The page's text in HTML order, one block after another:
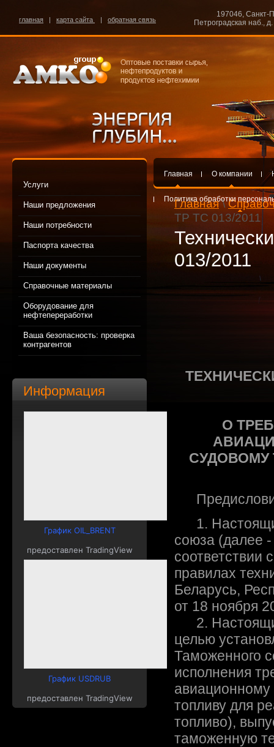
главная | карта сайта | обратная связь
197046, Санкт-
Петроградская наб.,
Услуги
Наши предложения
Наши потребности
Паспорта качества
Наши документы
Справочные материалы
Оборудование для
нефтепереработки
Ваша безопасность: проверка
контрагентов
Информация
График OIL_BRENT
предоставлен TradingView
График USDRUB
предоставлен TradingView
Главная О компании
Политика обработки
Главная\
ТР ТС 013/2011
013/2011
О
СУДОВОМУ
1.
союза (далее
соответствии
правилах
Беларусь,
от 18 ноября
2.
целью
Таможенного
исполнения
авиационному
топливу для
топливо),
таможенную